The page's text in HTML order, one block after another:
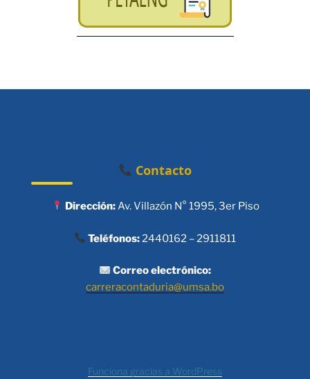
Contacto
Dirección:Av. Villazón N° 1995, 3er Piso
Teléfonos:2440162 – 2911811
Correo electrónico:
carreracontaduria@umsa.bo
Funciona gracias a WordPress